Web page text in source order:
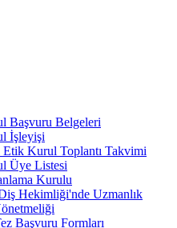
Başvuru Belgeleri
İşleyişi
Etik Kurul Toplantı Takvimi
Üye Listesi
Kurulu
Hekimliği'nde Uzmanlık
Başvuru Formları